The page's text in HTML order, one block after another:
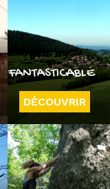
FANTASTICABLE
DÉCOUVRIR